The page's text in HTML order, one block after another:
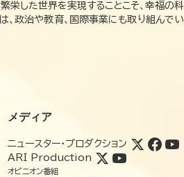
栄した世界を実現することこそ、幸福の科
政治や教育、国際事業にも取り組んでい
メディア
ニュースター・プロダクション
ARI Production
オピニオン番組